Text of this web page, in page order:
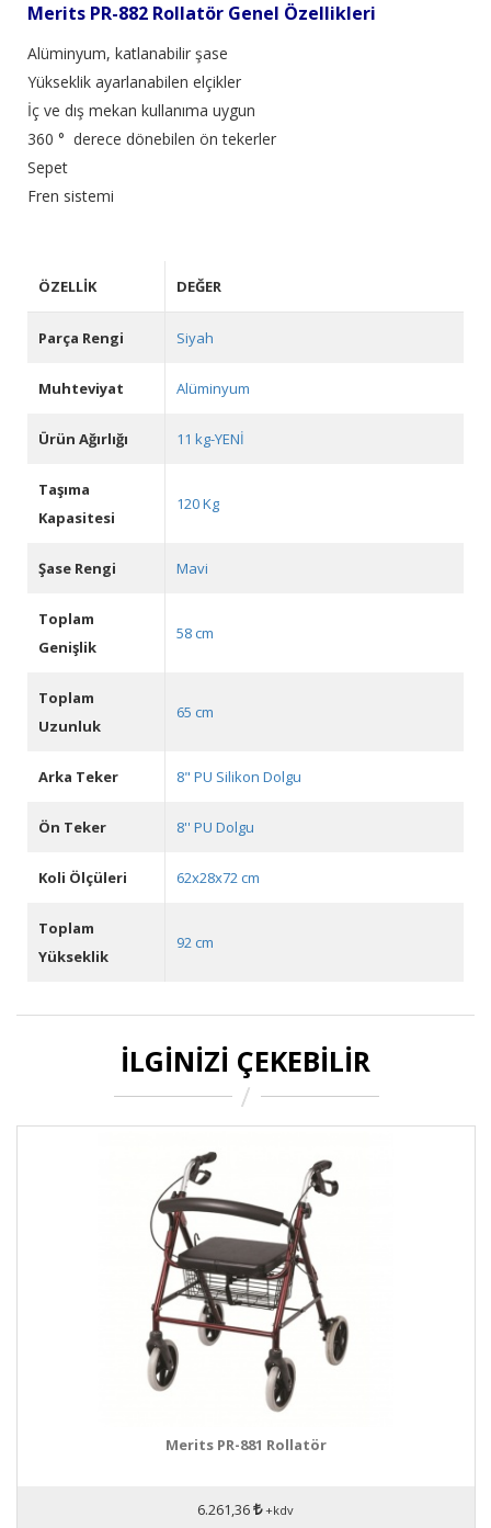
Merits PR-882 Rollatör Genel Özellikleri
Alüminyum, katlanabilir şase
Yükseklik ayarlanabilen elçikler
İç ve dış mekan kullanıma uygun
360 ° derece dönebilen ön tekerler
Sepet
Fren sistemi
ÖZELLIK DEĞER
Parça Rengi Siyah
Muhteviyat Alüminyum
Ürün Ağırlığı 11 kg-YENİ
Taşıma
Kapasitesi
120 Kg
Şase Rengi Mavi
Toplam
Genişlik
58 cm
Toplam
Uzunluk
65 cm
Arka Teker 8" PU Silikon Dolgu
Ön Teker 8'' PU Dolgu
Koli Ölçüleri 62x28x72 cm
Toplam
Yükseklik
92 cm
İLGINIZI ÇEKEBILIR
Merits PR-881 Rollatör
6.261,36 +kdv